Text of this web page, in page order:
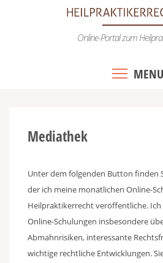
Online-Portal zum
MENU
Mediathek
Unter dem folgenden Button finden
der ich meine monatlichen Online-
Heilpraktikerrecht veröffentliche.
Online-Schulungen insbesondere
Abmahnrisiken, interessante
wichtige rechtliche Entwicklungen.